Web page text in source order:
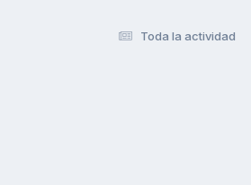
Toda la actividad